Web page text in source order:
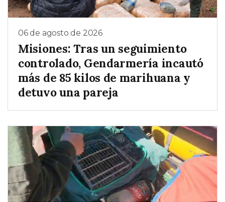
06 de agosto de 2026
Misiones: Tras un seguimiento
controlado, Gendarmería incautó
más de 85 kilos de marihuana y
detuvo una pareja